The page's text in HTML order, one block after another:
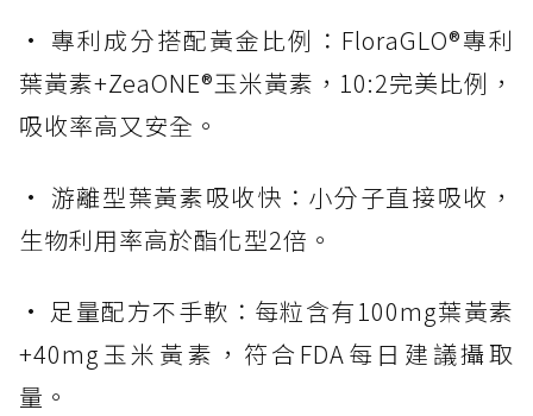
• 專利成分搭配黃金比例：FloraGLO®專利
葉黃素+ZeaONE®玉米黃素，10:2完美比例，
吸收率高又安全。
• 游離型葉黃素吸收快：小分子直接吸收，
生物利用率高於酯化型2倍。
• 足量配方不手軟：每粒含有100mg葉黃素
+40mg玉米黃素，符合FDA每日建議攝取
量。